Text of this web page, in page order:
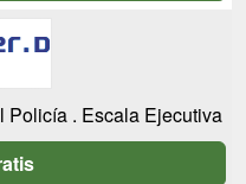
Policía . Escala Ejecutiva